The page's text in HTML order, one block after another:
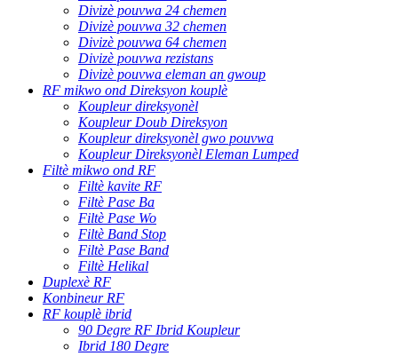
Divizè pouvwa 24 chemen
Divizè pouvwa 32 chemen
Divizè pouvwa 64 chemen
Divizè pouvwa rezistans
Divizè pouvwa eleman an gwoup
RF mikwo ond Direksyon kouplè
Koupleur direksyonèl
Koupleur Doub Direksyon
Koupleur direksyonèl gwo pouvwa
Koupleur Direksyonèl Eleman Lumped
Filtè mikwo ond RF
Filtè kavite RF
Filtè Pase Ba
Filtè Pase Wo
Filtè Band Stop
Filtè Pase Band
Filtè Helikal
Duplexè RF
Konbineur RF
RF kouplè ibrid
90 Degre RF Ibrid Koupleur
Ibrid 180 Degre